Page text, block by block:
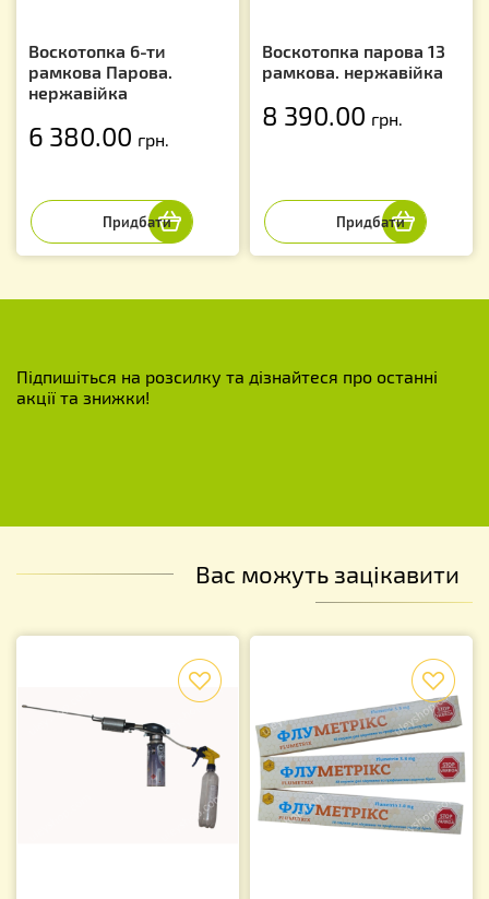
Воскотопка 6-ти
рамкова Парова.
нержавійка
6 380.00 грн.
Воскотопка парова 13
рамкова. нержавійка
8 390.00 грн.
Підпишіться на розсилку та дізнайтеся про останні
акції та знижки!
Вас можуть зацікавити